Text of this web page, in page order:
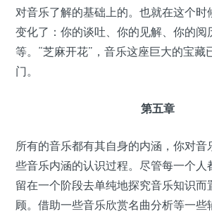
对音乐了解的基础上的。也就在这个时
变化了：你的谈吐、你的见解、你的阅
等。“芝麻开花”，音乐这座巨大的宝藏
门。
第五章
所有的音乐都有其自身的内涵，你对音
些音乐内涵的认识过程。尽管每一个人
留在一个阶段去单纯地探究音乐知识而
顾。借助一些音乐欣赏名曲分析等一些